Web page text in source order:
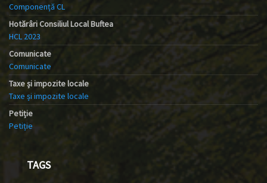
Componență CL
Hotărâri Consiliul Local Buftea
HCL 2023
Comunicate
Comunicate
Taxe și impozite locale
Taxe și impozite locale
Petiție
Petiție
TAGS